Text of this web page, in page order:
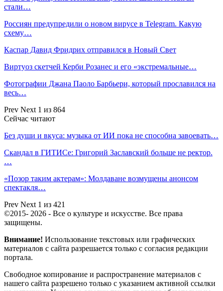
стали…
Россиян предупредили о новом вирусе в Telegram. Какую
схему…
Каспар Давид Фридрих отправился в Новый Свет
Виртуоз скетчей Керби Розанес и его «экстремальные…
Фотографии Джана Паоло Барбьери, который прославился на
весь…
Prev Next 1 из 864
Сейчас читают
Без души и вкуса: музыка от ИИ пока не способна завоевать…
Скандал в ГИТИСе: Григорий Заславский больше не ректор.
…
«Позор таким актерам»: Молдаване возмущены анонсом
спектакля…
Prev Next 1 из 421
©2015- 2026 - Все о культуре и искусстве. Все права
защищены.
Внимание! Использование текстовых или графических
материалов с сайта разрешается только c согласия редакции
портала.
Свободное копирование и распространение материалов с
нашего сайта разрешено только с указанием активной ссылки